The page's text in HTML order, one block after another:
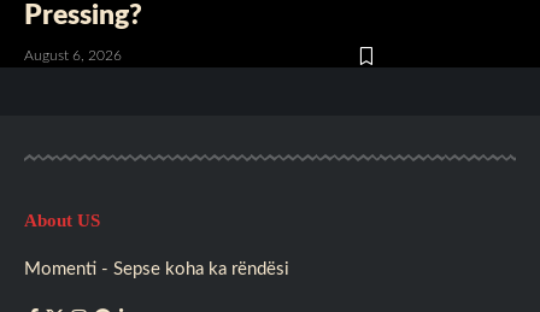
Pressing?
August 6, 2026
About US
Momenti - Sepse koha ka rëndësi